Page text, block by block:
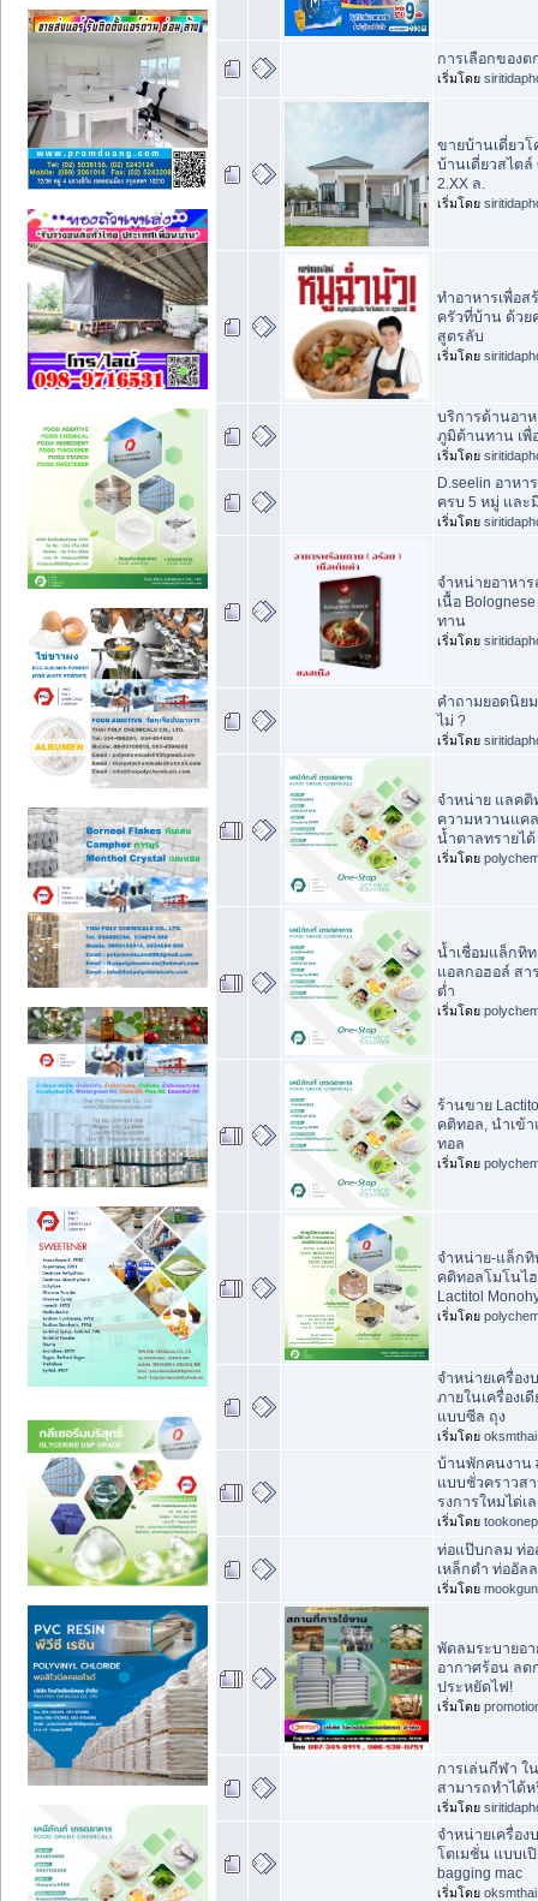
การเลือกของ
เริ่มโดย
ขายบ้านเดี่ยวโ
บ้านเดี่ยวสไตล์
2.XX ล.
เริ่มโดย
ทำอาหารเพื่อส
ครัวที่บ้าน ด้ว
สูตรลับ
เริ่มโดย
บริการด้านอาห
ภูมิต้านทาน เพื่
เริ่มโดย
D.seelin อาหา
ครบ 5 หมู่ และ
เริ่มโดย
จำหน่ายอาหาร
เนื้อ
ทาน
เริ่มโดย
คำถามยอดนิย
ไม่ ?
เริ่มโดย
จำหน่าย แลคติ
ความหวานแค
น้ำตาลทรายได้
เริ่มโดย
น้ำเชื่อมแล็กทิ
แอลกอฮอล์ สา
ต่ำ
เริ่มโดย
ร้านขาย
คติทอล, นำเข้
ทอล
เริ่มโดย
จำหน่าย-แล็กทิ
คติทอลโมโนไ
Lactitol
เริ่มโดย
จำหน่ายเครื่อง
ภายในเครื่องเ
แบบซีล ถุง
เริ่มโดย oksmthai
บ้านพักคนงาน
แบบชั่วคราวส
รงการใหมได่เ
เริ่มโดย
ท่อแป๊บกลม ท่
เหล็กดำ ท่ออัล
เริ่มโดย
พัดลมระบายอ
อากาศร้อน ลด
ประหยัดไฟ!
เริ่มโดย
การเล่นกีฬา ใ
สามารถทำได้ห
เริ่มโดย
จำหน่ายเครื่อง
โตเมชั่น แบบเ
bagging mac
เริ่มโดย oksmthai